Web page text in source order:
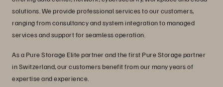
solutions. We provide professional services to our customers,
ranging from consultancy and system integration to managed
services and support for seamless operation.
As a Pure Storage Elite partner and the first Pure Storage partner
in Switzerland, our customers benefit from our many years of
expertise and experience.